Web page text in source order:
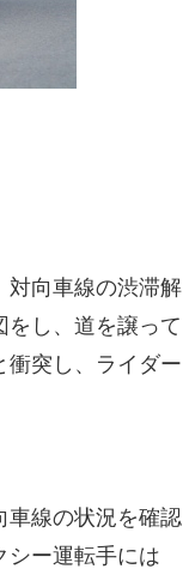
向車線の渋滞解
し、道を譲って
衝突し、ライダー
線の状況を確認
シー運転手には